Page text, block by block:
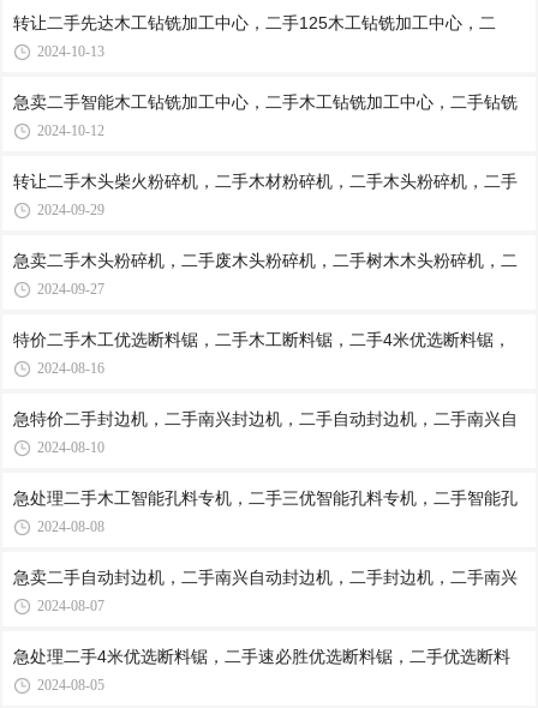
转让二手先达木工钻铣加工中心，二手125木工钻铣加工中心，二
2024-10-13
急卖二手智能木工钻铣加工中心，二手木工钻铣加工中心，二手钻铣
2024-10-12
转让二手木头柴火粉碎机，二手木材粉碎机，二手木头粉碎机，二手
2024-09-29
急卖二手木头粉碎机，二手废木头粉碎机，二手树木木头粉碎机，二
2024-09-27
特价二手木工优选断料锯，二手木工断料锯，二手4米优选断料锯，
2024-08-16
急特价二手封边机，二手南兴封边机，二手自动封边机，二手南兴自
2024-08-10
急处理二手木工智能孔料专机，二手三优智能孔料专机，二手智能孔
2024-08-08
急卖二手自动封边机，二手南兴自动封边机，二手封边机，二手南兴
2024-08-07
急处理二手4米优选断料锯，二手速必胜优选断料锯，二手优选断料
2024-08-05